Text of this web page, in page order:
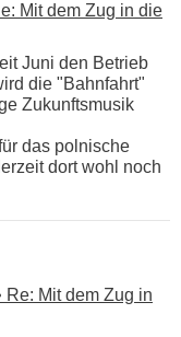
Mit dem Zug in die
Juni den Betrieb
die "Bahnfahrt"
Zukunftsmusik
das polnische
dort wohl noch
Re: Mit dem Zug in